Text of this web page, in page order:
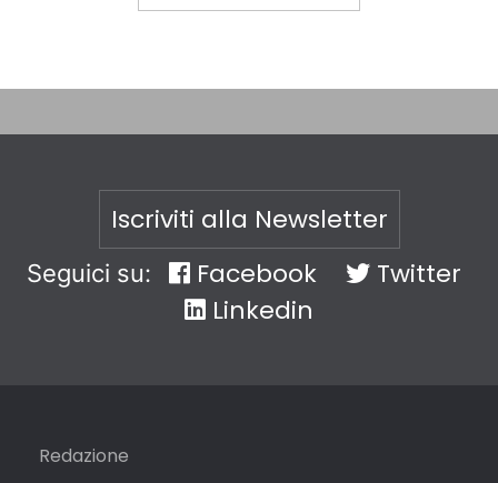
Iscriviti alla Newsletter
Seguici su: Facebook
Twitter
Linkedin
Redazione